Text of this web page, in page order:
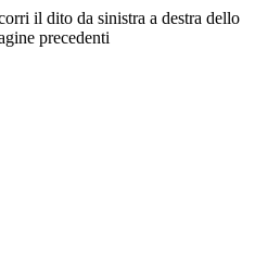
il dito da sinistra a destra dello
precedenti